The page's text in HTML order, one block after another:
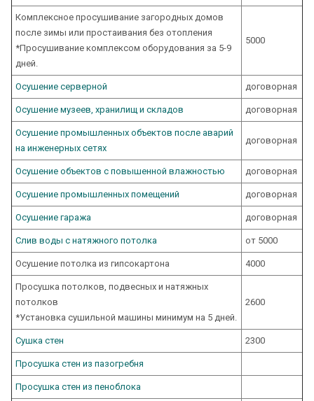
Комплексное просушивание загородных домов
после зимы или простаивания без отопления
*Просушивание комплексом оборудования за 5-9
дней.
5000
Осушение серверной договорная
Осушение музеев, хранилищ и складов договорная
Осушение промышленных объектов после аварий
на инженерных сетях
договорная
Осушение объектов с повышенной влажностью договорная
Осушение промышленных помещений договорная
Осушение гаража договорная
Слив воды с натяжного потолка от 5000
Осушение потолка из гипсокартона 4000
Просушка потолков, подвесных и натяжных
потолков
*Установка сушильной машины минимум на 5 дней.
2600
Сушка стен 2300
Просушка стен из пазогребня
Просушка стен из пеноблока